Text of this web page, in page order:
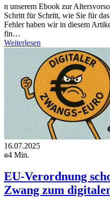
n unserem Ebook zur
Schritt für Schritt, wie Sie für
Fehler haben wir in diesem
fin…
Weiterlesen
16.07.2025
4 Min.
EU-Verordnung
Zwang zum